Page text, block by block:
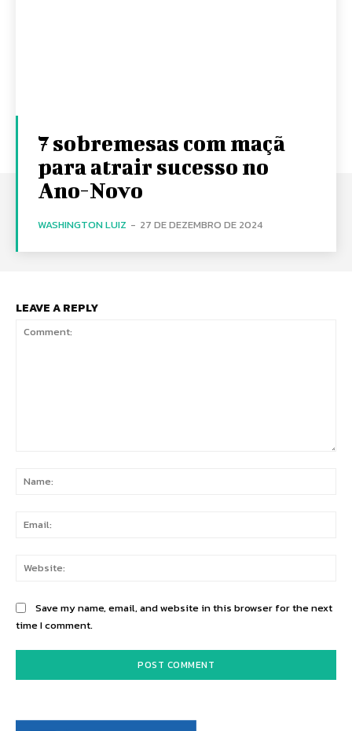
7 sobremesas com maçã
para atrair sucesso no
Ano-Novo
WASHINGTON LUIZ - 27 DE DEZEMBRO DE 2024
LEAVE A REPLY
Save my name, email, and website in this browser for the next
time I comment.